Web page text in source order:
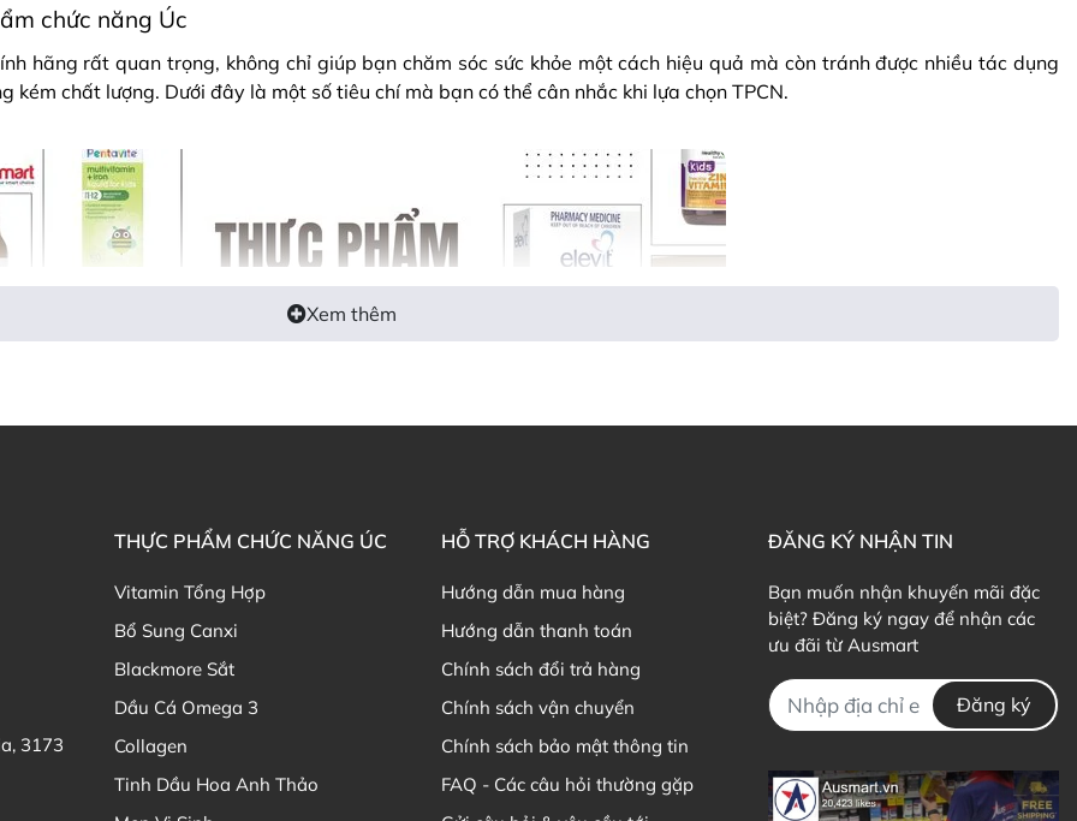
chức năng Úc
hãng rất quan trọng, không chỉ giúp bạn chăm sóc sức khỏe một cách hiệu quả mà còn tránh được nhiều tác dụng
kém chất lượng. Dưới đây là một số tiêu chí mà bạn có thể cân nhắc khi lựa chọn TPCN.
được yêu thích tại Việt Nam có thể kể đến như:
phẩm về vitamin tổng hợp, hỗ trợ sức khỏe nữ giới và xương khớp.
hiệu TPCN chăm sóc sức khỏe được người tiêu dùng trên toàn thế giới nổi tiếng bởi các sản phẩm bổ sung collagen,
độ tuổi, giới tính và nhu cầu cụ thể như bổ sung năng lượng, làm đẹp, chăm sóc da, bổ tim mạch, trí não.
Xem thêm
3173
THỰC PHẨM CHỨC NĂNG ÚC
Vitamin Tổng Hợp
Bổ Sung Canxi
Blackmore Sắt
Dầu Cá Omega 3
Collagen
Tinh Dầu Hoa Anh Thảo
HỖ TRỢ KHÁCH HÀNG
Hướng dẫn mua hàng
Hướng dẫn thanh toán
Chính sách đổi trả hàng
Chính sách vận chuyển
Chính sách bảo mật thông tin
FAQ - Các câu hỏi thường gặp
ĐĂNG KÝ NHẬN TIN
Bạn muốn nhận khuyến mãi đặc
biệt? Đăng ký ngay để nhận các
ưu đãi từ Ausmart
Đăng ký